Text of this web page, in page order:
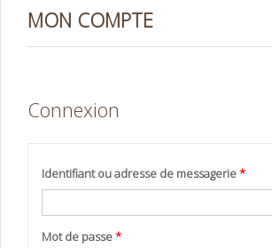
MON COMPTE
Connexion
Identifiant ou adresse de messagerie*
Mot de passe*